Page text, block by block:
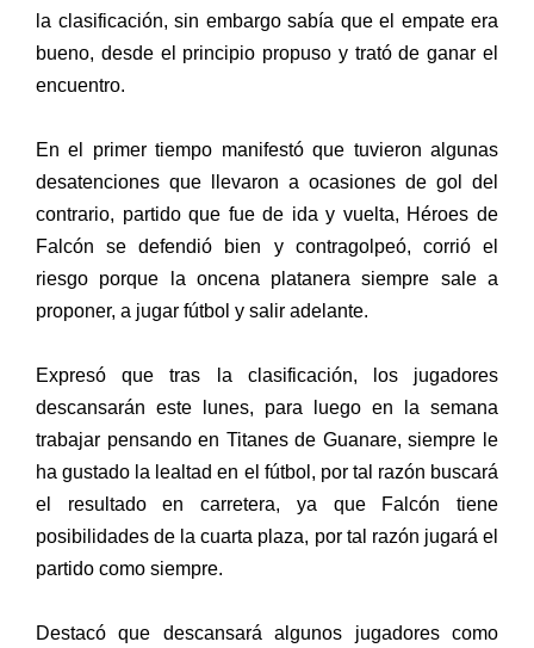
la clasificación, sin embargo sabía que el empate era
bueno, desde el principio propuso y trató de ganar el
encuentro.
En el primer tiempo manifestó que tuvieron algunas
desatenciones que llevaron a ocasiones de gol del
contrario, partido que fue de ida y vuelta, Héroes de
Falcón se defendió bien y contragolpeó, corrió el
riesgo porque la oncena platanera siempre sale a
proponer, a jugar fútbol y salir adelante.
Expresó que tras la clasificación, los jugadores
descansarán este lunes, para luego en la semana
trabajar pensando en Titanes de Guanare, siempre le
ha gustado la lealtad en el fútbol, por tal razón buscará
el resultado en carretera, ya que Falcón tiene
posibilidades de la cuarta plaza, por tal razón jugará el
partido como siempre.
Destacó que descansará algunos jugadores como